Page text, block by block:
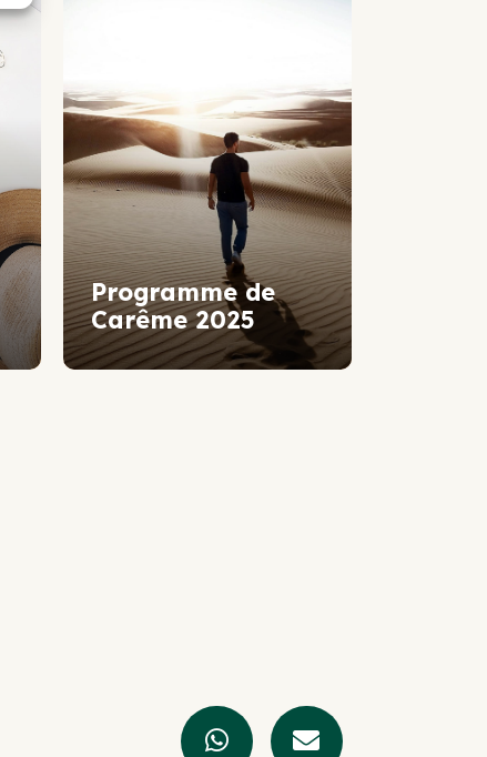
Programme de
Carême 2025